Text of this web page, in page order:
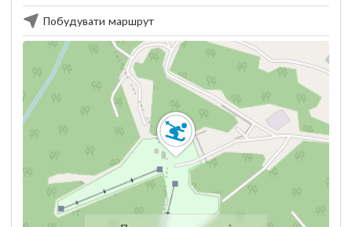
Побудувати маршрут